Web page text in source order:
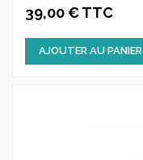
39,00 € TTC
AJOUTER AU PANIER